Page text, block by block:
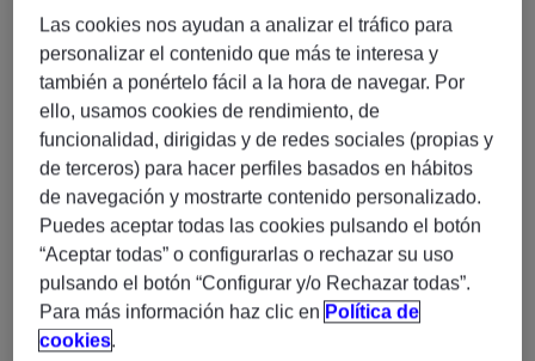
¿Qué buscamos?
En Experis buscamos un/aAnalista Funcional Senior
Testing Seguridad – Híbrido Madrid (H/M/X)
Perfil que necesitamos:
Mínimo 4 años de experienciaen SAP Security,
especialmente en entornos SAP S/4HANA.
Conocimiento profundo de roles y autorizaciones,
Fiori, SUIM, SU24 y PFCG.
Experiencia con
Las cookies nos ayudan a analizar el tráfico para
personalizar el contenido que más te interesa y
también a ponértelo fácil a la hora de navegar. Por
ello, usamos cookies de rendimiento, de
funcionalidad, dirigidas y de redes sociales (propias y
de terceros) para hacer perfiles basados en hábitos
de navegación y mostrarte contenido personalizado.
Puedes aceptar todas las cookies pulsando el botón
“Aceptar todas” o configurarlas o rechazar su uso
pulsando el botón “Configurar y/o Rechazar todas”.
Para más información haz clic en Política de
cookies.